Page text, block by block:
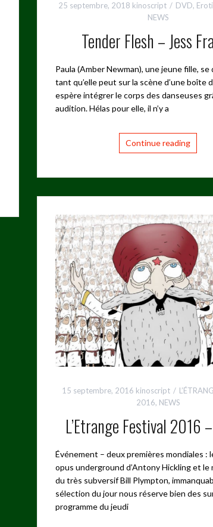
25 septembre, 2018 kinoscript DVD,
NEWS
Tender Flesh – Jess
Paula (Amber Newman), une jeune fille, se
tant qu’elle peut sur la scène d’une boîte
espère intégrer le corps des danseuses
audition. Hélas pour elle, il n’y a
Continue reading
15 septembre, 2016 kinoscript
2016, NEWS
L’Etrange Festival 2016
Événement – deux premières mondiales :
opus underground d’Antony Hickling et le
du très subversif Bill Plympton,
sélection du jour nous réserve bien des
programme du jeudi